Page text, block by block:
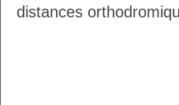
distances